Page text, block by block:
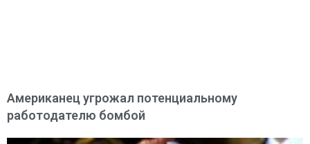
Американец угрожал потенциальному
работодателю бомбой